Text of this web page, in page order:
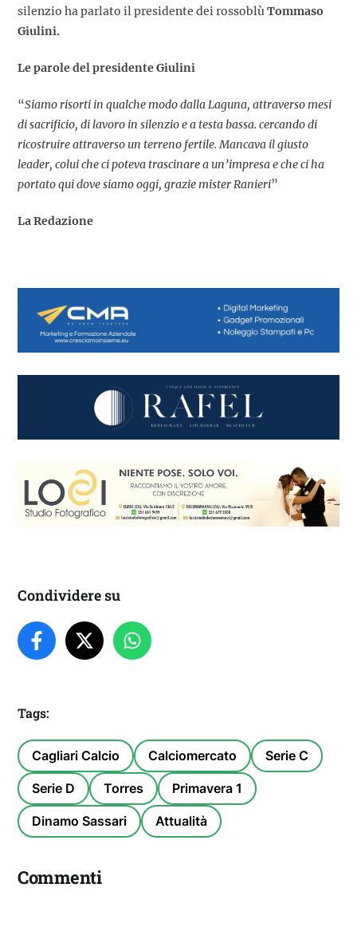
silenzio ha parlato il presidente dei rossoblùTommaso
Giulini.
Le parole del presidente Giulini
“Siamo risorti in qualche modo dalla Laguna, attraverso mesi
di sacrificio, di lavoro in silenzio e a testa bassa. cercando di
ricostruire attraverso un terreno fertile. Mancava il giusto
leader, colui che ci poteva trascinare a un’impresa e che ci ha
portato qui dove siamo oggi, grazie mister Ranieri”
La Redazione
Condividere su
Tags:
Cagliari Calcio Calciomercato Serie C
Serie D Torres Primavera 1
Dinamo Sassari Attualità
Commenti